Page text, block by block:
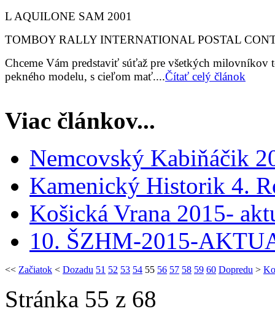
L AQUILONE SAM 2001
TOMBOY RALLY INTERNATIONAL POSTAL
Chceme Vám predstaviť súťaž pre všetkých milovníkov
pekného modelu, s cieľom mať....Čítať celý článok
Viac článkov...
Nemcovský Kabiňáčik
Kamenický Historik 4.
Košická Vrana 2015-
10. ŠZHM-2015-
<< Začiatok < Dozadu 51 52 53 54 55 56 57 58 59 60 Dopredu >
Stránka 55 z 68